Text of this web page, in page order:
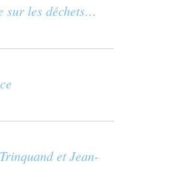
sur les déchets…
et Jean-